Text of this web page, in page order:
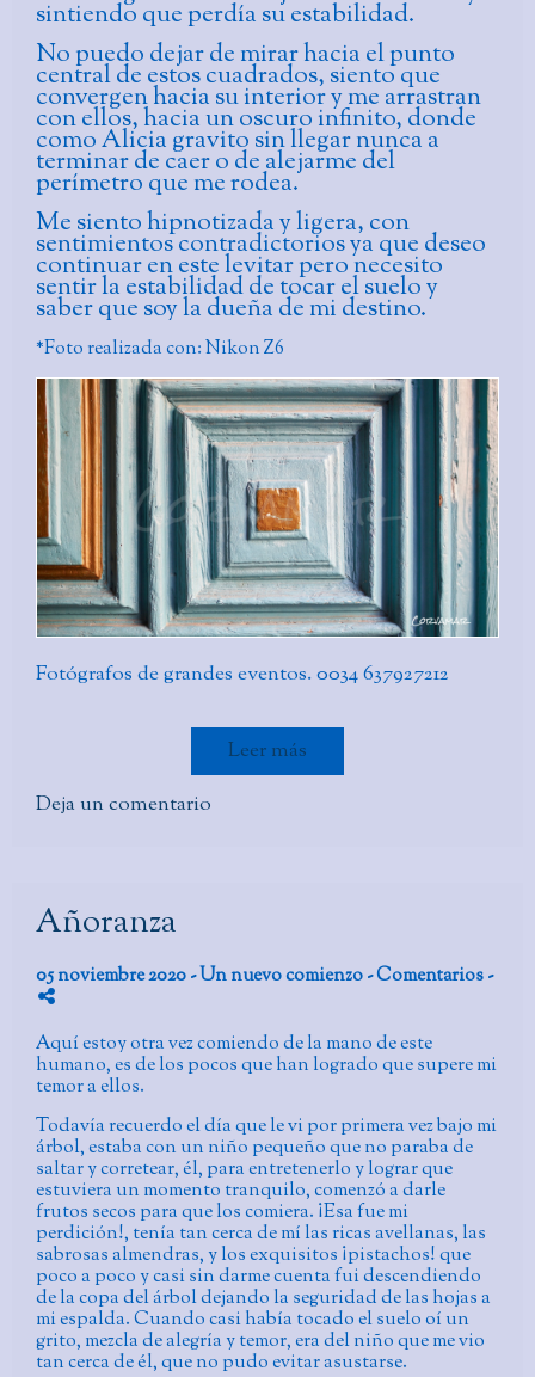
sintiendo que perdía su estabilidad.
No puedo dejar de mirar hacia el punto
central de estos cuadrados, siento que
convergen hacia su interior y me arrastran
con ellos, hacia un oscuro infinito, donde
como Alicia gravito sin llegar nunca a
terminar de caer o de alejarme del
perímetro que me rodea.
Me siento hipnotizada y ligera, con
sentimientos contradictorios ya que deseo
continuar en este levitar pero necesito
sentir la estabilidad de tocar el suelo y
saber que soy la dueña de mi destino.
*Foto realizada con: Nikon Z6
Fotógrafos de grandes eventos. 0034 637927212
Leer más
Deja un comentario
Añoranza
05 noviembre 2020 -Un nuevo comienzo- Comentarios-
Aquí estoy otra vez comiendo de la mano de este
humano, es de los pocos que han logrado que supere mi
temor a ellos.
Todavía recuerdo el día que le vi por primera vez bajo mi
árbol, estaba con un niño pequeño que no paraba de
saltar y corretear, él, para entretenerlo y lograr que
estuviera un momento tranquilo, comenzó a darle
frutos secos para que los comiera. ¡Esa fue mi
perdición!, tenía tan cerca de mí las ricas avellanas, las
sabrosas almendras, y los exquisitos ¡pistachos! que
poco a poco y casi sin darme cuenta fui descendiendo
de la copa del árbol dejando la seguridad de las hojas a
mi espalda. Cuando casi había tocado el suelo oí un
grito, mezcla de alegría y temor, era del niño que me vio
tan cerca de él, que no pudo evitar asustarse.